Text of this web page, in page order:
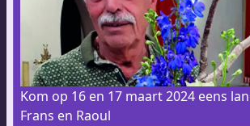
Kom op 16 en 17 maart 2024 eens
Frans en Raoul